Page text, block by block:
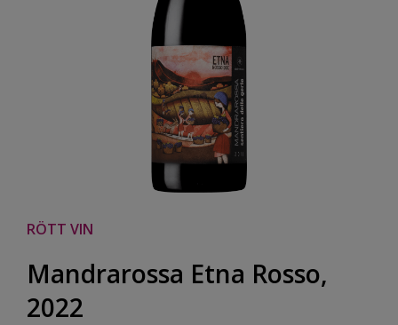
RÖTT VIN
Mandrarossa Etna Rosso,
2022